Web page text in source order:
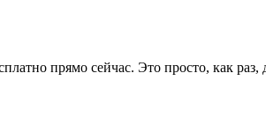
прямо сейчас. Это просто, как раз,